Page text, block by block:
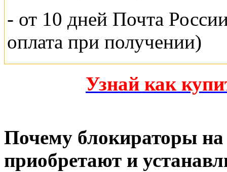
- от 10 дней Почта
оплата при получении)
Узнай как
Почему блокираторы на
приобретают и